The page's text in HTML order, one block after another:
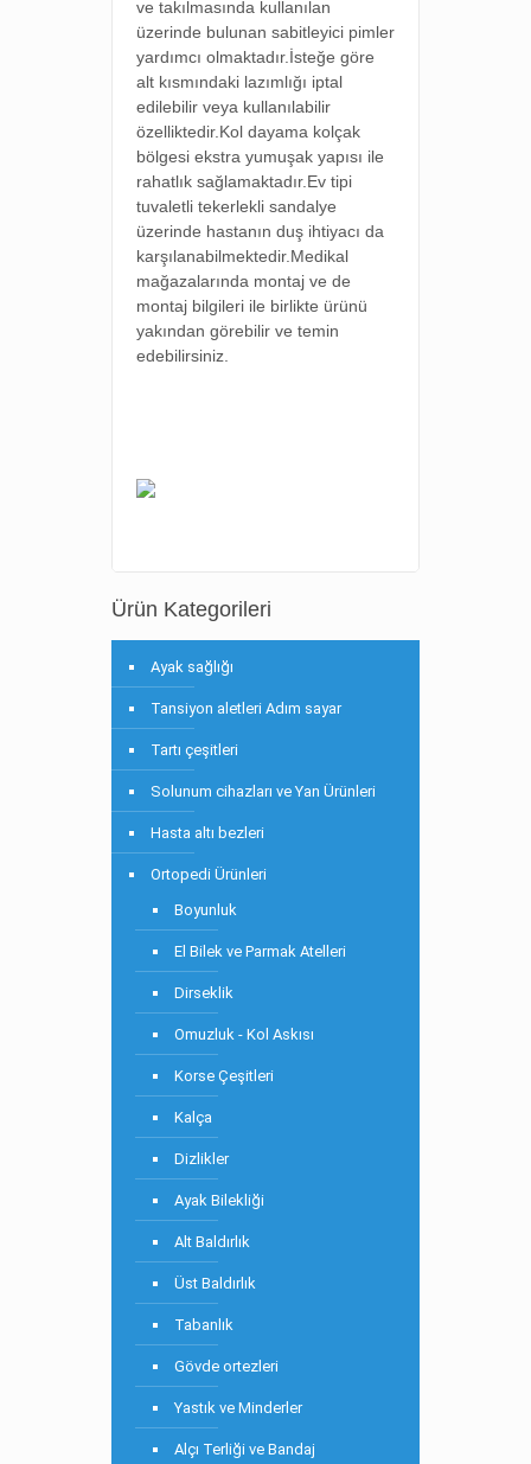
ve takılmasında kullanılan
üzerinde bulunan sabitleyici pimler
yardımcı olmaktadır.İsteğe göre
alt kısmındaki lazımlığı iptal
edilebilir veya kullanılabilir
özelliktedir.Kol dayama kolçak
bölgesi ekstra yumuşak yapısı ile
rahatlık sağlamaktadır.Ev tipi
tuvaletli tekerlekli sandalye
üzerinde hastanın duş ihtiyacı da
karşılanabilmektedir.Medikal
mağazalarında montaj ve de
montaj bilgileri ile birlikte ürünü
yakından görebilir ve temin
edebilirsiniz.
Ürün Kategorileri
Ayak sağlığı
Tansiyon aletleri Adım sayar
Tartı çeşitleri
Solunum cihazları ve Yan Ürünleri
Hasta altı bezleri
Ortopedi Ürünleri
Boyunluk
El Bilek ve Parmak Atelleri
Dirseklik
Omuzluk - Kol Askısı
Korse Çeşitleri
Kalça
Dizlikler
Ayak Bilekliği
Alt Baldırlık
Üst Baldırlık
Tabanlık
Gövde ortezleri
Yastık ve Minderler
Alçı Terliği ve Bandaj